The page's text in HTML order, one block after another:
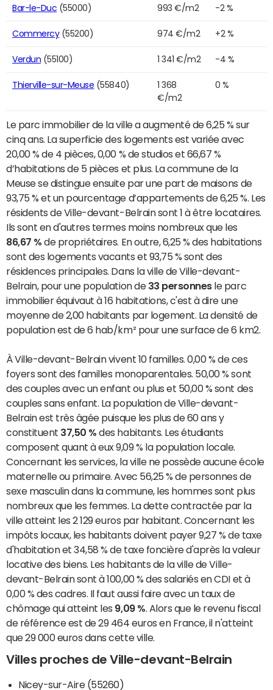
Bar-le-Duc (55000) 993 €/m2 -2 %
Commercy(55200) 974 €/m2 +2 %
Verdun (55100) 1 341 €/m2 -4 %
Thierville-sur-Meuse (55840)
1 368
€/m2
0 %
Le parc immobilier de la ville a augmenté de 6,25 % sur
cinq ans. La superficie des logements est variée avec
20,00 % de 4 pièces, 0,00 % de studios et 66,67 %
d’habitations de 5 pièces et plus. La commune de la
Meuse se distingue ensuite par une part de maisons de
93,75 % et un pourcentage d’appartements de 6,25 %. Les
résidents de Ville-devant-Belrain sont 1 à être locataires.
Ils sont en d'autres termes moins nombreux que les
86,67 % de propriétaires. En outre, 6,25 % des habitations
sont des logements vacants et 93,75 % sont des
résidences principales. Dans la ville de Ville-devant-
Belrain, pour une population de 33 personnesle parc
immobilier équivaut à 16 habitations, c'est à dire une
moyenne de 2,00 habitants par logement. La densité de
population est de 6 hab/km² pour une surface de 6 km2.
À Ville-devant-Belrain vivent 10 familles. 0,00 % de ces
foyers sont des familles monoparentales. 50,00 % sont
des couples avec un enfant ou plus et 50,00 % sont des
couples sans enfant. La population de Ville-devant-
Belrain est très âgée puisque les plus de 60 ans y
constituent 37,50 % des habitants. Les étudiants
composent quant à eux 9,09 % la population locale.
Concernant les services, la ville ne possède aucune école
maternelle ou primaire. Avec 56,25 % de personnes de
sexe masculin dans la commune, les hommes sont plus
nombreux que les femmes. La dette contractée par la
ville atteint les 2 129 euros par habitant. Concernant les
impôts locaux, les habitants doivent payer 9,27 % de taxe
d'habitation et 34,58 % de taxe foncière d'après la valeur
locative des biens. Les habitants de la ville de Ville-
devant-Belrain sont à 100,00 % des salariés en CDI et à
0,00 % des cadres. Il faut aussi faire avec un taux de
chômage qui atteint les 9,09 % . Alors que le revenu fiscal
de référence est de 29 464 euros en France, il n'atteint
que 29 000 euros dans cette ville.
Villes proches de Ville-devant-Belrain
Nicey-sur-Aire (55260)